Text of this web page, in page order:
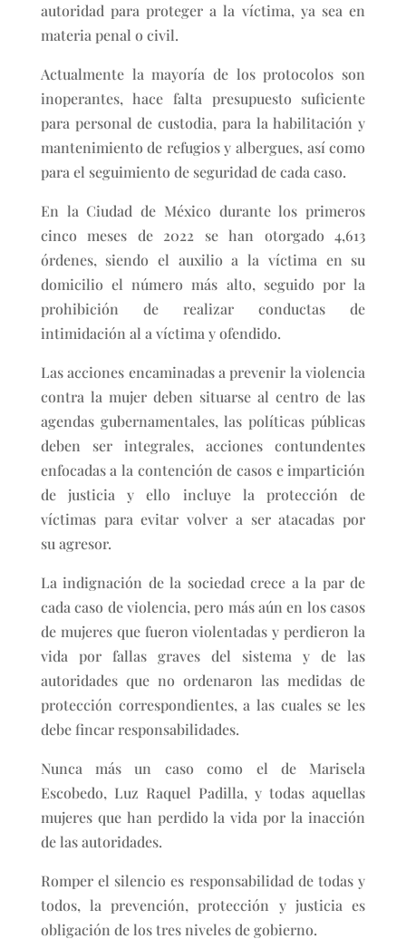
autoridad para proteger a la víctima, ya sea en
materia penal o civil.
Actualmente la mayoría de los protocolos son
inoperantes, hace falta presupuesto suficiente
para personal de custodia, para la habilitación y
mantenimiento de refugios y albergues, así como
para el seguimiento de seguridad de cada caso.
En la Ciudad de México durante los primeros
cinco meses de 2022 se han otorgado 4,613
órdenes, siendo el auxilio a la víctima en su
domicilio el número más alto, seguido por la
prohibición de realizar conductas de
intimidación al a víctima y ofendido.
Las acciones encaminadas a prevenir la violencia
contra la mujer deben situarse al centro de las
agendas gubernamentales, las políticas públicas
deben ser integrales, acciones contundentes
enfocadas a la contención de casos e impartición
de justicia y ello incluye la protección de
víctimas para evitar volver a ser atacadas por
su agresor.
La indignación de la sociedad crece a la par de
cada caso de violencia, pero más aún en los casos
de mujeres que fueron violentadas y perdieron la
vida por fallas graves del sistema y de las
autoridades que no ordenaron las medidas de
protección correspondientes, a las cuales se les
debe fincar responsabilidades.
Nunca más un caso como el de Marisela
Escobedo, Luz Raquel Padilla, y todas aquellas
mujeres que han perdido la vida por la inacción
de las autoridades.
Romper el silencio es responsabilidad de todas y
todos, la prevención, protección y justicia es
obligación de los tres niveles de gobierno.